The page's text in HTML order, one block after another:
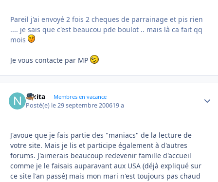
Pareil j'ai envoyé 2 fois 2 cheques de parrainage et pis rien
.... je sais que c'est beaucou pde boulot .. mais là ca fait qq
mois
Je vous contacte par MP
nikita Membres en vacance
Posté(e) le 29 septembre 200619 a
J'avoue que je fais partie des "maniacs" de la lecture de
votre site. Mais je lis et participe également à d'autres
forums. J'aimerais beaucoup redevenir famille d'accueil
comme je le faisais auparavant aux USA (déjà expliqué sur
ce site l'an passé) mais mon mari n'est toujours pas chaud